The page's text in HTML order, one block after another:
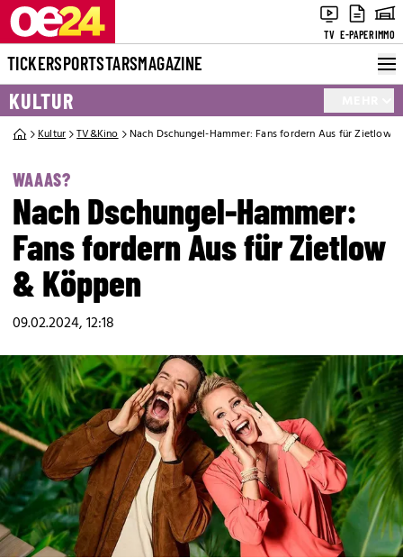
TV E-PAPERIMMO
TICKERSPORTSTARSMAGAZINE
KULTUR
Kultur TV&Kino Nach Dschungel-Hammer: Fans fordern Aus für Zietlow
WAAAS?
Nach Dschungel-Hammer:
Fans fordern Aus für Zietlow
& Köppen
09.02.2024, 12:18